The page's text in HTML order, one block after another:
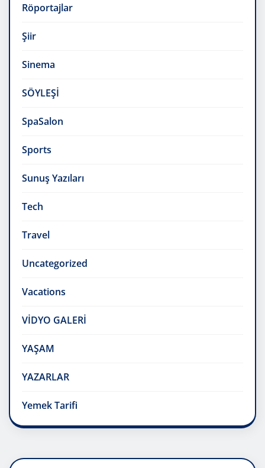
Röportajlar
Şiir
Sinema
SÖYLEŞİ
SpaSalon
Sports
Sunuş Yazıları
Tech
Travel
Uncategorized
Vacations
VİDYO GALERİ
YAŞAM
YAZARLAR
Yemek Tarifi